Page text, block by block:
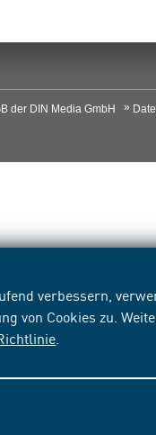
verbessern,
von Cookies zu.
der DIN Media GmbH